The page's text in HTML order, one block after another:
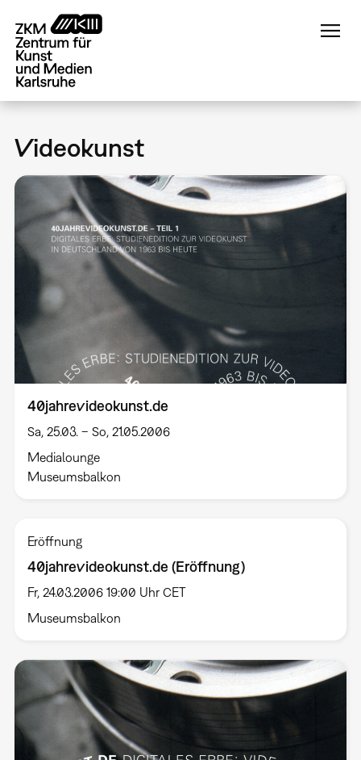
zum
Inhalt
Videokunst
40jahrevideokunst.de
Sa, 25.03. – So, 21.05.2006
Medialounge
Museumsbalkon
Eröffnung
40jahrevideokunst.de (Eröffnung)
Fr, 24.03.2006 19:00 Uhr CET
Museumsbalkon